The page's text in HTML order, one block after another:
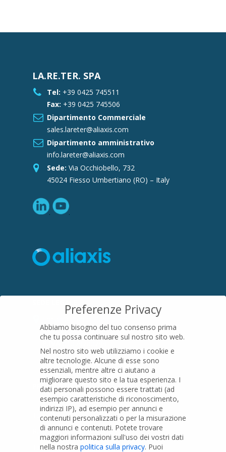
LA.RE.TER. SPA
Tel: +39 0425 745511
Fax: +39 0425 745506
Dipartimento Commerciale
sales.lareter@aliaxis.com
Dipartimento amministrativo
info.lareter@aliaxis.com
Sede: Via Occhiobello, 732
45024 Fiesso Umbertiano (RO) – Italy
16015 Casella (GE) – Italy
01079200299
PRODOTTI
Tubi PVC
Raccordi PVC
Tubi e Raccordi in PVC-A
Preferenze Privacy
Abbiamo bisogno del tuo consenso prima
che tu possa continuare sul nostro sito web.
Nel nostro sito web utilizziamo i cookie e
altre tecnologie. Alcune di esse sono
essenziali, mentre altre ci aiutano a
migliorare questo sito e la tua esperienza. I
dati personali possono essere trattati (ad
esempio caratteristiche di riconoscimento,
indirizzi IP), ad esempio per annunci e
contenuti personalizzati o per la misurazione
di annunci e contenuti. Potete trovare
maggiori informazioni sull'uso dei vostri dati
nella nostra politica sulla privacy. Puoi